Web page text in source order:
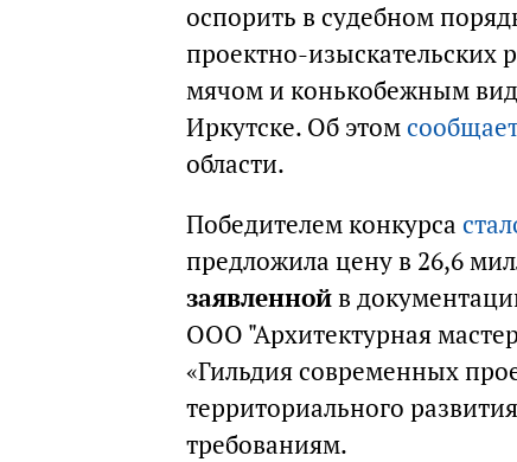
оспорить в судебном
проектно-изыскательских
мячом и конькобежным
Иркутске. Об этом
области.
Победителем конкурса
предложила цену в 26,6
заявленнойв
ООО "Архитектурная
«Гильдия современных
территориального
требованиям.